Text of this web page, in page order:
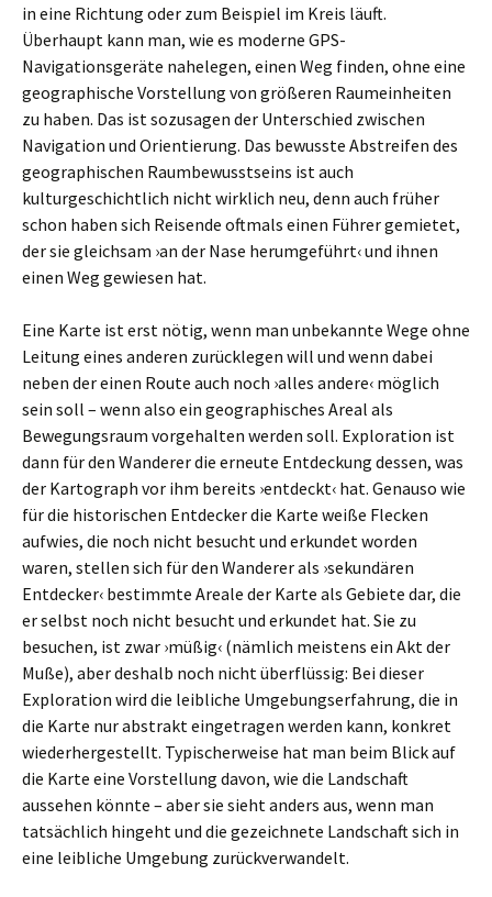
in eine Richtung oder zum Beispiel im Kreis läuft.
Überhaupt kann man, wie es moderne GPS-
Navigationsgeräte nahelegen, einen Weg finden, ohne eine
geographische Vorstellung von größeren Raumeinheiten
zu haben. Das ist sozusagen der Unterschied zwischen
Navigation und Orientierung. Das bewusste Abstreifen des
geographischen Raumbewusstseins ist auch
kulturgeschichtlich nicht wirklich neu, denn auch früher
schon haben sich Reisende oftmals einen Führer gemietet,
der sie gleichsam ›an der Nase herumgeführt‹ und ihnen
einen Weg gewiesen hat.
Eine Karte ist erst nötig, wenn man unbekannte Wege ohne
Leitung eines anderen zurücklegen will und wenn dabei
neben der einen Route auch noch ›alles andere‹ möglich
sein soll – wenn also ein geographisches Areal als
Bewegungsraum vorgehalten werden soll. Exploration ist
dann für den Wanderer die erneute Entdeckung dessen, was
der Kartograph vor ihm bereits ›entdeckt‹ hat. Genauso wie
für die historischen Entdecker die Karte weiße Flecken
aufwies, die noch nicht besucht und erkundet worden
waren, stellen sich für den Wanderer als ›sekundären
Entdecker‹ bestimmte Areale der Karte als Gebiete dar, die
er selbst noch nicht besucht und erkundet hat. Sie zu
besuchen, ist zwar ›müßig‹ (nämlich meistens ein Akt der
Muße), aber deshalb noch nicht überflüssig: Bei dieser
Exploration wird die leibliche Umgebungserfahrung, die in
die Karte nur abstrakt eingetragen werden kann, konkret
wiederhergestellt. Typischerweise hat man beim Blick auf
die Karte eine Vorstellung davon, wie die Landschaft
aussehen könnte – aber sie sieht anders aus, wenn man
tatsächlich hingeht und die gezeichnete Landschaft sich in
eine leibliche Umgebung zurückverwandelt.